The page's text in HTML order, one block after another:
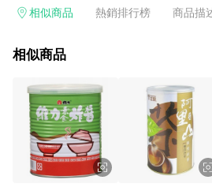
客找到居家修繕、佈置或裝潢時所需；另外
等各方面進行整合，提升服務質感，期望每
結帳流程(Easy to buy)、每次到「特力屋」
發與靈感(Exciting experience)，同時持
最佳解決方案，以創造優質居家環境為首
造幸福家園時的優先選擇。
相似商品 熱銷排行榜 商品描
相似商品